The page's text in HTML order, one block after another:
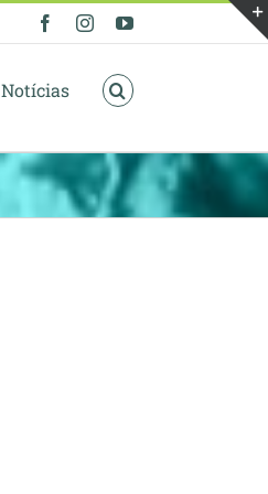
FacebookInstagramYouTube
Notícias